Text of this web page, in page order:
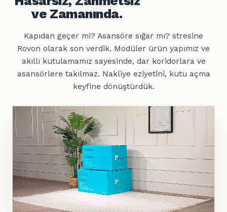
ve Zamanında.
Kapıdan geçer mi? Asansöre sığar mı? stresine
Rovon olarak son verdik. Modüler ürün yapımız ve
akıllı kutulamamız sayesinde, dar koridorlara ve
asansörlere takılmaz. Nakliye eziyetini, kutu açma
keyfine dönüştürdük.